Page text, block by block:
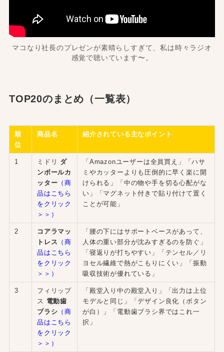
マコなり社長のプレゼンが素晴らしすぎて、私は時々ラジオ
感覚で聴いています〜。
TOP20のまとめ（一覧表）
順
位
商品名 紹介されている主なポイント
1 ミドリ ダ
ンボールカ
ッター （商
品はこちら
をクリック
＞＞）
「Amazonユーザーは全員買え」「ハサ
ミやカッターよりも圧倒的に早く楽に開
けられる」「中の物や手を切る心配がな
い」「マグネット付きで貼り付けて置く
ことが可能」
2
コアラマッ
トレス （商
品はこちら
をクリック
＞＞）
「腰の下にはサポートベースがあって、
人体の重い部分が沈みすぎるのを防ぐ」
「寝返りが打ちやすい」「テンセル／リ
ヨセル繊維で熱がこもりにくい」「振動
吸収技術が優れている」
3
フィリップ
ス 電動歯
ブラシ （商
品はこちら
をクリック
＞＞）
「殿堂入り中の殿堂入り」「出力は上位
モデルと同じ」「デザイン良化（ボタン
が白）」「電動歯ブラシ界ではこれ一
択」